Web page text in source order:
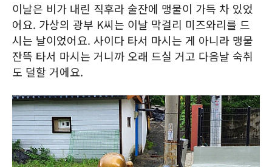
이날은 비가 내린 직후라 술잔에 맹물이 가득 차 있었
어요. 가상의 광부 K씨는 이날 막걸리 미즈와리를 드
시는 날이었어요. 사이다 타서 마시는 게 아니라 맹물
잔뜩 타서 마시는 거니까 오래 드실 거고 다음날 숙취
도 덜할 거에요.